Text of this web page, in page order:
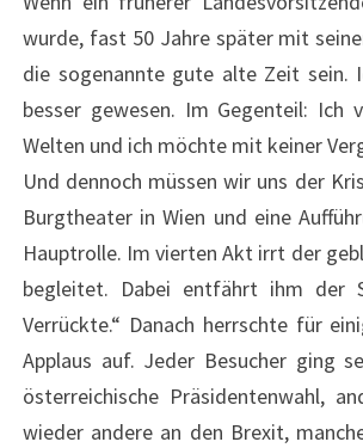
wurde, fast 50 Jahre später mit
die sogenannte gute alte Zeit sein.
besser gewesen. Im Gegenteil:
Welten und ich möchte mit keiner
Und dennoch müssen wir uns der
Burgtheater in Wien und eine
Hauptrolle. Im vierten Akt irrt der
begleitet. Dabei entfährt ihm der
Verrückte.“ Danach herrschte für
Applaus auf. Jeder Besucher ging
österreichische Präsidentenwahl,
wieder andere an den Brexit,